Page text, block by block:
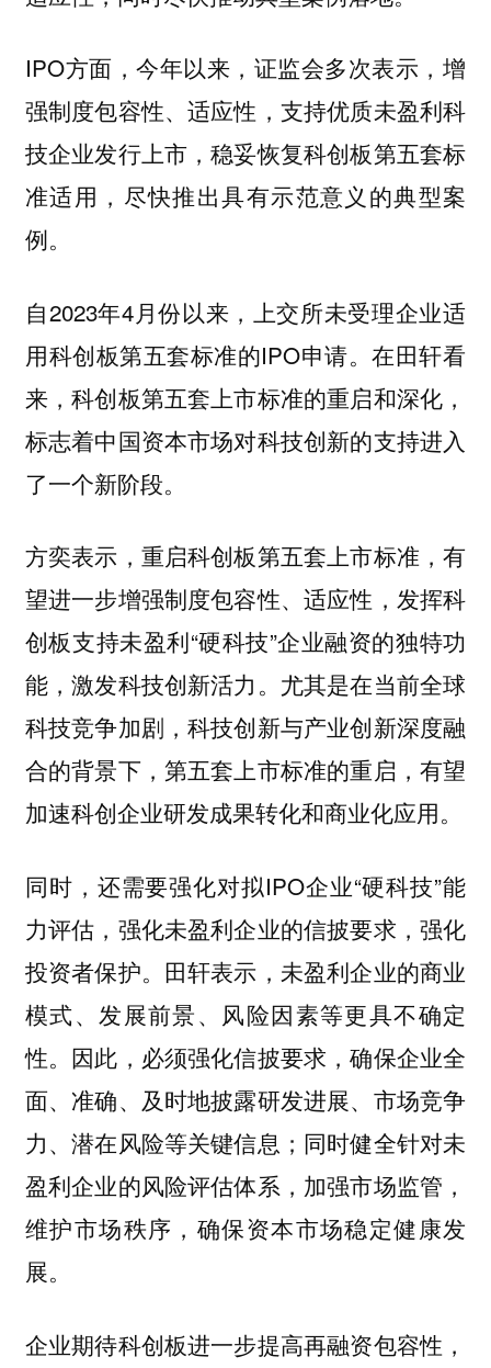
IPO方面，今年以来，证监会多次表示，增
强制度包容性、适应性，支持优质未盈利科
技企业发行上市，稳妥恢复科创板第五套标
准适用，尽快推出具有示范意义的典型案
例。
自2023年4月份以来，上交所未受理企业适
用科创板第五套标准的IPO申请。在田轩看
来，科创板第五套上市标准的重启和深化，
标志着中国资本市场对科技创新的支持进入
了一个新阶段。
方奕表示，重启科创板第五套上市标准，有
望进一步增强制度包容性、适应性，发挥科
创板支持未盈利“硬科技”企业融资的独特功
能，激发科技创新活力。尤其是在当前全球
科技竞争加剧，科技创新与产业创新深度融
合的背景下，第五套上市标准的重启，有望
加速科创企业研发成果转化和商业化应用。
同时，还需要强化对拟IPO企业“硬科技”能
力评估，强化未盈利企业的信披要求，强化
投资者保护。田轩表示，未盈利企业的商业
模式、发展前景、风险因素等更具不确定
性。因此，必须强化信披要求，确保企业全
面、准确、及时地披露研发进展、市场竞争
力、潜在风险等关键信息；同时健全针对未
盈利企业的风险评估体系，加强市场监管，
维护市场秩序，确保资本市场稳定健康发
展。
企业期待科创板进一步提高再融资包容性，